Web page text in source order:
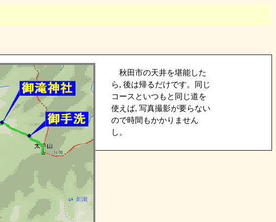
秋田市の天井を堪能した
ら, 後は帰るだけです。同じ
コースといつもと同じ道を
使えば, 写真撮影が要らない
ので時間もかかりません
し。